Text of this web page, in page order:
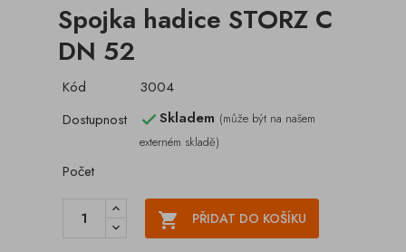
Spojka hadice STORZ C
DN 52
Kód
3004
Dostupnost
Skladem (může být na našem
externém skladě)
Počet
 PŘIDAT DO KOŠÍKU